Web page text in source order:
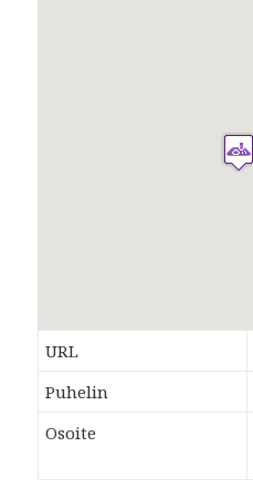
URL
Puhelin
Osoite